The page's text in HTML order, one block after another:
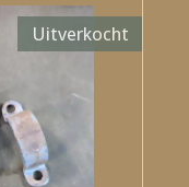
Uitverkocht